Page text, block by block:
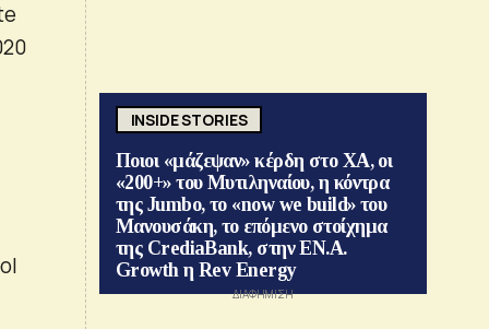
INSIDE STORIES
Ποιοι «μάζεψαν» κέρδη στο ΧΑ, οι
«200+» του Μυτιληναίου, η κόντρα
της Jumbo, το «now we build» του
Μανουσάκη, το επόμενο στοίχημα
της CrediaBank, στην ΕΝ.Α.
Growth η Rev Energy